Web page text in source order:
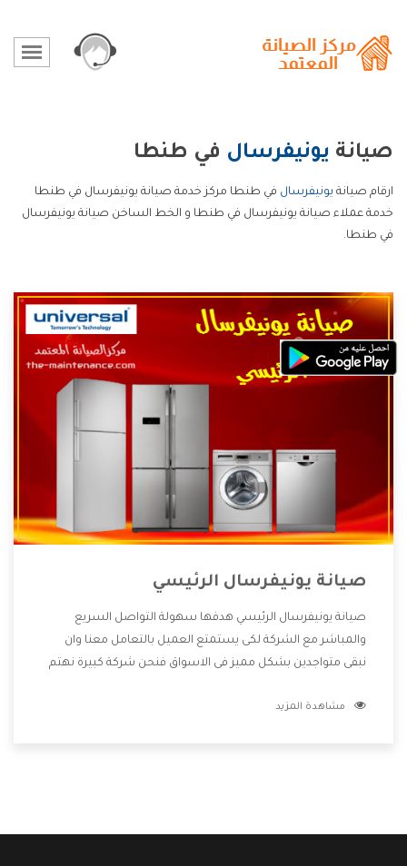
صيانة يونيفرسال في طنطا
ارقام صيانة يونيفرسال في طنطا مركز خدمة صيانة يونيفرسال في طنطا
خدمة عملاء صيانة يونيفرسال في طنطا و الخط الساخن صيانة يونيفرسال
في طنطا.
صيانة يونيفرسال الرئيسي
صيانة يونيفرسال الرئيسي هدفها سهولة التواصل السريع
والمباشر مع الشركة لكى يستمتع العميل بالتعامل معنا وان
نبقى متواجدين بشكل مميز فى الاسواق فنحن شركة كبيرة نهتم
الشركة بها والتى تكون منها خدمة الصيانة التى تكون من أهم
مشاهدة المزيد